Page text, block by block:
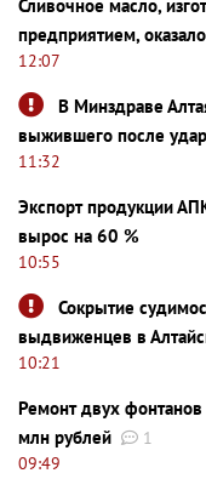
Сливочное масло,
предприятием,
12:07
В Минздраве
выжившего после
11:32
Экспорт продукции
вырос на 60 %
10:55
Сокрытие
выдвиженцев в
10:21
Ремонт двух
млн рублей
1
09:49